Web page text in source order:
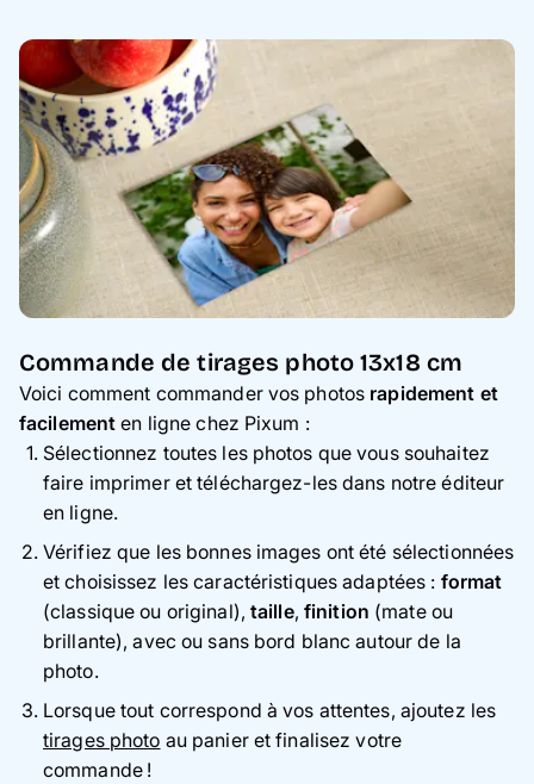
Commande de tirages photo 13x18 cm
Voici comment commander vos photos rapidement et
facilement en ligne chez Pixum :
Sélectionnez toutes les photos que vous souhaitez
faire imprimer et téléchargez-les dans notre éditeur
en ligne.
Vérifiez que les bonnes images ont été sélectionnées
et choisissez les caractéristiques adaptées : format
(classique ou original), taille, finition (mate ou
brillante), avec ou sans bord blanc autour de la
photo.
Lorsque tout correspond à vos attentes, ajoutez les
tirages photo au panier et finalisez votre
commande !